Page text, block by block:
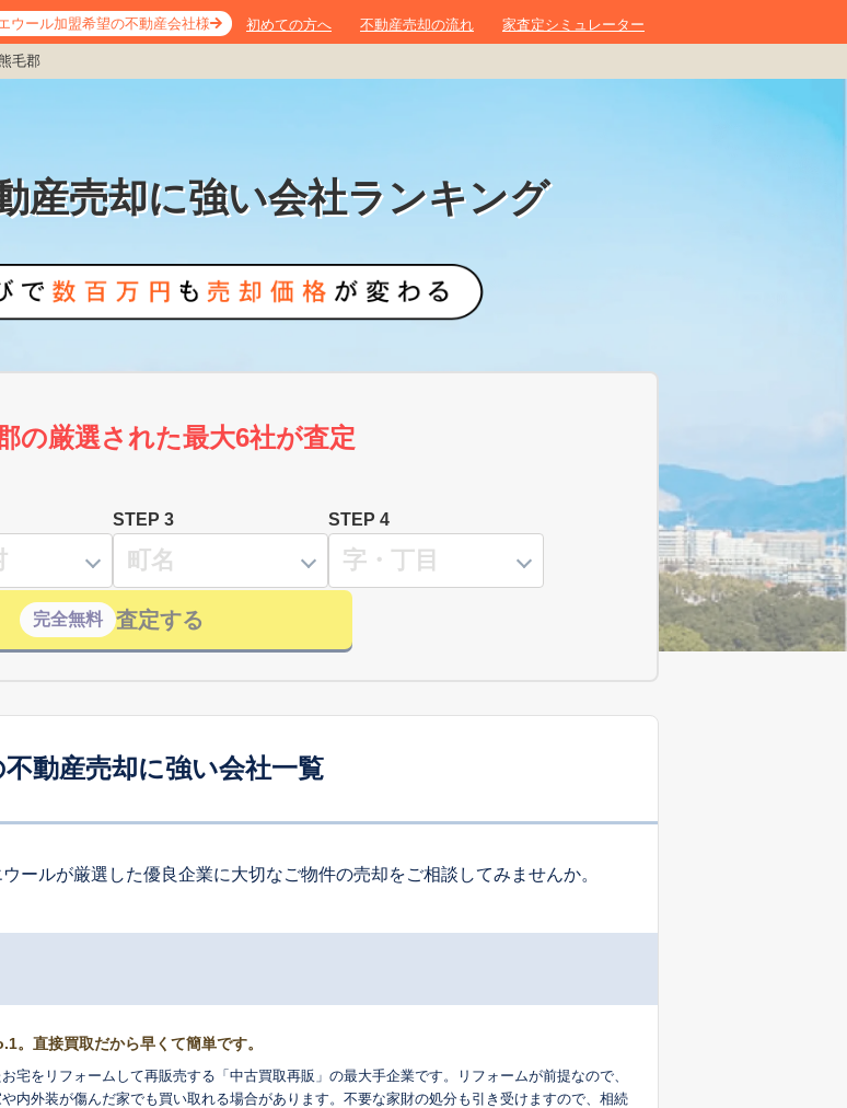
ウール加盟希望の不動産会社様 初めての方へ 不動産売却の流れ 家査定シミュレーター
熊毛郡
産売却に強い会社ランキング
の厳選された最大6社が査定
STEP 3 STEP 4
完全無料 査定する
動産売却に強い会社一覧
ールが厳選した優良企業に大切なご物件の売却をご相談してみませんか。
。直接買取だから早くて簡単です。
宅をリフォームして再販売する「中古買取再販」の最大手企業です。リフォームが前提なので、
内外装が傷んだ家でも買い取れる場合があります。不要な家財の処分も引き受けますので、相続